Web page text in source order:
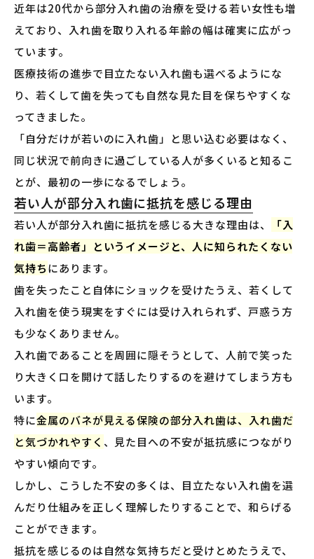
近年は20代から部分入れ歯の治療を受ける若い女性も増
えており、入れ歯を取り入れる年齢の幅は確実に広がっ
ています。
医療技術の進歩で目立たない入れ歯も選べるようにな
り、若くして歯を失っても自然な見た目を保ちやすくな
ってきました。
「自分だけが若いのに入れ歯」と思い込む必要はなく、
同じ状況で前向きに過ごしている人が多くいると知るこ
とが、最初の一歩になるでしょう。
若い人が部分入れ歯に抵抗を感じる理由
若い人が部分入れ歯に抵抗を感じる大きな理由は、
「入
れ歯＝高齢者」というイメージと、人に知られたくない
気持ちにあります。
歯を失ったこと自体にショックを受けたうえ、若くして
入れ歯を使う現実をすぐには受け入れられず、戸惑う方
も少なくありません。
入れ歯であることを周囲に隠そうとして、人前で笑った
り大きく口を開けて話したりするのを避けてしまう方も
います。
特に金属のバネが見える保険の部分入れ歯は、入れ歯だ
と気づかれやすく 、見た目への不安が抵抗感につながり
やすい傾向です。
しかし、こうした不安の多くは、目立たない入れ歯を選
んだり仕組みを正しく理解したりすることで、和らげる
ことができます。
抵抗を感じるのは自然な気持ちだと受けとめたうえで、